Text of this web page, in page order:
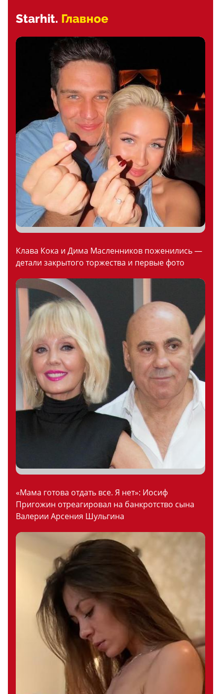
Starhit. Главное
Клава Кока и Дима Масленников поженились —
детали закрытого торжества и первые фото
«Мама готова отдать все. Я нет»: Иосиф
Пригожин отреагировал на банкротство сына
Валерии Арсения Шульгина